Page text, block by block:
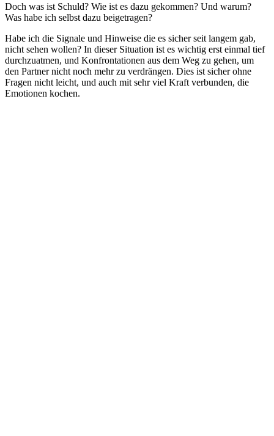
Doch was ist Schuld? Wie ist es dazu gekommen? Und warum?
Was habe ich selbst dazu beigetragen?
Habe ich die Signale und Hinweise die es sicher seit langem gab,
nicht sehen wollen? In dieser Situation ist es wichtig erst einmal tief
durchzuatmen, und Konfrontationen aus dem Weg zu gehen, um
den Partner nicht noch mehr zu verdrängen. Dies ist sicher ohne
Fragen nicht leicht, und auch mit sehr viel Kraft verbunden, die
Emotionen kochen.